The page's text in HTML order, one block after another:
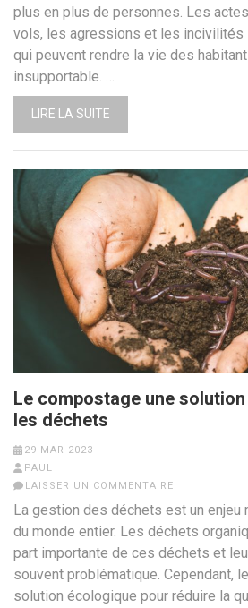
plus en plus de personnes. Les
vols, les agressions et les incivilités
qui peuvent rendre la vie des
insupportable. …
LIRE LA SUITE
Le compostage une
les déchets
29 MAR 2023
PAUL
LAISSER UN COMMENTAIRE
La gestion des déchets est un enjeu
du monde entier. Les déchets
part importante de ces déchets et
souvent problématique. Cependant,
solution écologique pour réduire la